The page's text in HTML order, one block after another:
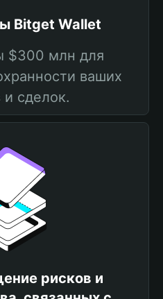
Bitget Wallet
$300 млн для
ваших
и сделок.
рисков и